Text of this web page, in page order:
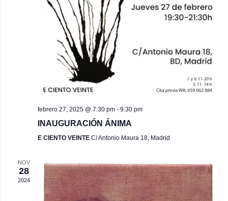
febrero 27, 2025 @ 7:30 pm- 9:30 pm
INAUGURACIÓN ÁNIMA
E CIENTO VEINTE C/ Antonio Maura 18, Madrid
NOV
28
2024